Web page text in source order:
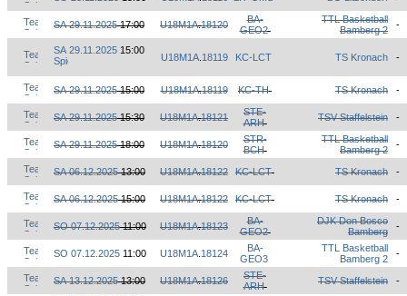
SA 29.11.202517:00 U18M1A.18120
BA-
GEO2
TTL Basketball
Bamberg 2
-
SA 29.11.2025 15:00
U18M1A. 18119 KC-LCT TS Kronach -
SA 29.11.202515:00 U18M1A.18119 KC-TH TS Kronach -
SA 29.11.202515:30 U18M1A.18121
STE-
ARH
TSV Staffelstein -
SA 29.11.202518:00 U18M1A.18120
STR-
BCH
TTL Basketball
Bamberg 2
-
SA 06.12.202513:00 U18M1A.18122 KC-LCT TS Kronach -
SA 06.12.202515:00 U18M1A.18122 KC-LCT TS Kronach -
SO 07.12.202511:00 U18M1A.18123
BA-
GEO2
DJK Don Bosco
Bamberg
-
SO 07.12.2025 11:00 U18M1A 18124
BA-
GEO3
TTL Basketball
Bamberg 2
-
SA 13.12.202513:00 U18M1A.18126
STE-
ARH
TSV Staffelstein
-